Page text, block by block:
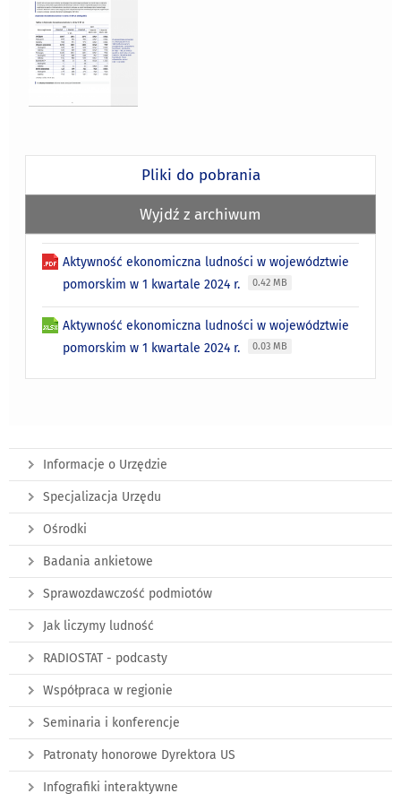
Pliki do pobrania
Wyjdź z archiwum
Aktywność ekonomiczna ludności w województwie
pomorskim w 1 kwartale 2024 r.
0.42 MB
Aktywność ekonomiczna ludności w województwie
pomorskim w 1 kwartale 2024 r.
0.03 MB
Informacje o Urzędzie
Specjalizacja Urzędu
Ośrodki
Badania ankietowe
Sprawozdawczość podmiotów
Jak liczymy ludność
RADIOSTAT - podcasty
Współpraca w regionie
Seminaria i konferencje
Patronaty honorowe Dyrektora US
Infografiki interaktywne